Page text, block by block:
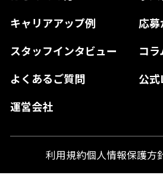
キャリアアップ例
応
スタッフインタビュー
コラ
よくあるご質問
公
運営会社
和歌山県
山口県
高知県
徳島県
熊本県
宮崎県
利用規約個人情報保護方